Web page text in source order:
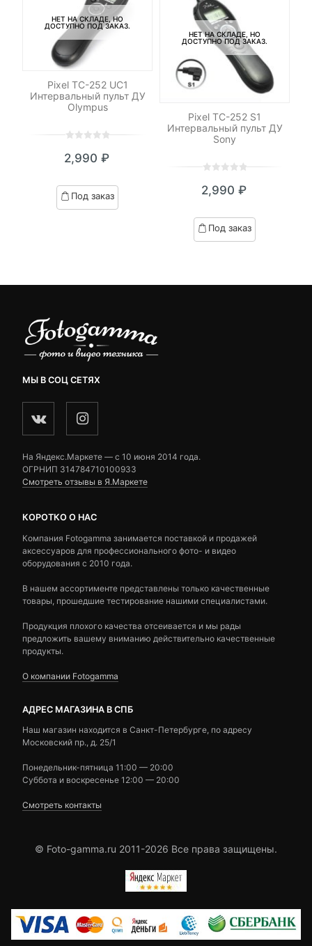
НЕТ НА СКЛАДЕ, НО
ДОСТУПНО ПОД ЗАКАЗ.
Pixel TC-252 UC1
Интервальный пульт ДУ
Olympus
out
based
on
2,990 ₽
Под заказ
НЕТ НА СКЛАДЕ, НО
ДОСТУПНО ПОД ЗАКАЗ.
Pixel TC-252 S1
Интервальный пульт ДУ
Sony
out
based
on
2,990 ₽
Под заказ
МЫ В СОЦ СЕТЯХ
На Яндекс.Маркете — c 10 июня 2014 года.
ОГРНИП 314784710100933
Смотреть отзывы в Я.Маркете
КОРОТКО О НАС
Компания Fotogamma занимается поставкой и продажей
аксессуаров для профессионального фото- и видео
оборудования с 2010 года.
В нашем ассортименте представлены только качественные
товары, прошедшие тестирование нашими специалистами.
Продукция плохого качества отсеивается и мы рады
предложить вашему вниманию действительно качественные
продукты.
О компании Fotogamma
АДРЕС МАГАЗИНА В СПБ
Наш магазин находится в Санкт-Петербурге, по адресу
Московский пр., д. 25/1
Понедельник-пятница 11:00 — 20:00
Суббота и воскресенье 12:00 — 20:00
Смотреть контакты
© Foto-gamma.ru 2011-2026 Все права защищены.